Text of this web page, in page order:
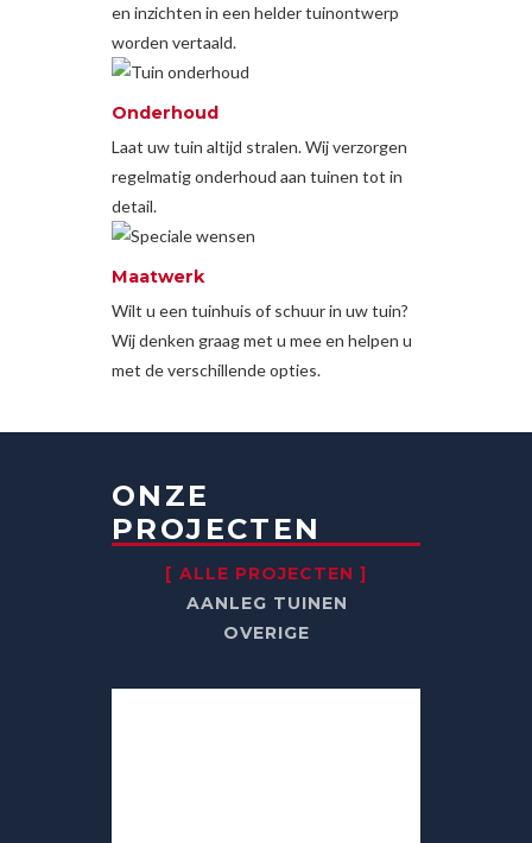
en inzichten in een helder tuinontwerp
worden vertaald.
Onderhoud
Laat uw tuin altijd stralen. Wij verzorgen
regelmatig onderhoud aan tuinen tot in
detail.
Maatwerk
Wilt u een tuinhuis of schuur in uw tuin?
Wij denken graag met u mee en helpen u
met de verschillende opties.
ONZE
PROJECTEN
ALLE PROJECTEN
AANLEG TUINEN
OVERIGE